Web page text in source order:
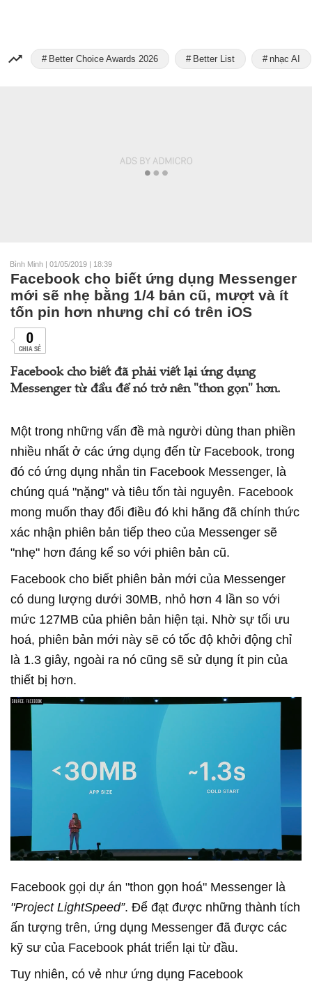
Better Choice Awards 2026 Better List nhạc AI
Bình Minh | 01/05/2019 | 18:39
Facebook cho biết ứng dụng Messenger
mới sẽ nhẹ bằng 1/4 bản cũ, mượt và ít
tốn pin hơn nhưng chỉ có trên iOS
0
CHIA SẺ
Facebook cho biết đã phải viết lại ứng dụng
Messenger từ đầu để nó trở nên "thon gọn" hơn.
Một trong những vấn đề mà người dùng than phiền
nhiều nhất ở các ứng dụng đến từ Facebook, trong
đó có ứng dụng nhắn tin Facebook Messenger, là
chúng quá "nặng" và tiêu tốn tài nguyên. Facebook
mong muốn thay đổi điều đó khi hãng đã chính thức
xác nhận phiên bản tiếp theo của Messenger sẽ
"nhẹ" hơn đáng kể so với phiên bản cũ.
Facebook cho biết phiên bản mới của Messenger
có dung lượng dưới 30MB, nhỏ hơn 4 lần so với
mức 127MB của phiên bản hiện tại. Nhờ sự tối ưu
hoá, phiên bản mới này sẽ có tốc độ khởi động chỉ
là 1.3 giây, ngoài ra nó cũng sẽ sử dụng ít pin của
thiết bị hơn.
Facebook gọi dự án "thon gọn hoá" Messenger là
"Project LightSpeed”. Để đạt được những thành tích
ấn tượng trên, ứng dụng Messenger đã được các
kỹ sư của Facebook phát triển lại từ đầu.
Tuy nhiên, có vẻ như ứng dụng Facebook